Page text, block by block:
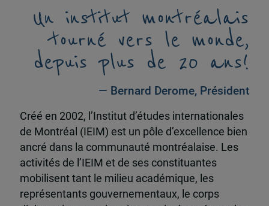
Un institut montréalais
tourné vers le monde,
depuis plus de 20 ans!
— Bernard Derome, Président
Créé en 2002, l’Institut d’études internationales
de Montréal (IEIM) est un pôle d’excellence bien
ancré dans la communauté montréalaise. Les
activités de l’IEIM et de ses constituantes
mobilisent tant le milieu académique, les
représentants gouvernementaux, le corps